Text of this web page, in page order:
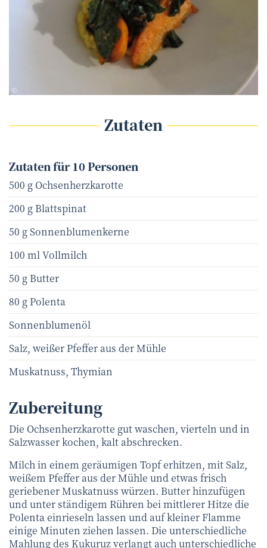
©Josef Floh
Zutaten
Zutaten für 10 Personen
500 g Ochsenherzkarotte
200 g Blattspinat
50 g Sonnenblumenkerne
100 ml Vollmilch
50 g Butter
80 g Polenta
Sonnenblumenöl
Salz, weißer Pfeffer aus der Mühle
Muskatnuss, Thymian
Zubereitung
Die Ochsenherzkarotte gut waschen, vierteln und in
Salzwasser kochen, kalt abschrecken.
Milch in einem geräumigen Topf erhitzen, mit Salz,
weißem Pfeffer aus der Mühle und etwas frisch
geriebener Muskatnuss würzen. Butter hinzufügen
und unter ständigem Rühren bei mittlerer Hitze die
Polenta einrieseln lassen und auf kleiner Flamme
einige Minuten ziehen lassen. Die unterschiedliche
Mahlung des Kukuruz verlangt auch unterschiedliche